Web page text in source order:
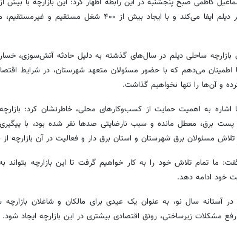
نقش مهمی در اقتصاد شهر دیلم ایفا می‌کند و با ایجاد بیش از ۴۰۰ شغل
بازارچه ساحلی دیلم در سال‌های گذشته به دلیل حادثه آتش‌سوزی،
می‌دهم که با حضور مسئولان متعهد شهرستان، در شرایط
و آن‌ها را تنها نخواهیم گذاشت.
اشاره به اهمیت حمایت از کسب‌وکارهای محلی، خاطرنشان کرد:
برق، معطل مانده و سبب نارضایتی صدها نفر شده بود، با
تلاش مسئولان برق شهرستان و استان برق دار و فعالیت در آن بازارچه
ما تمام تلاش خود را به کار خواهیم گرفت تا این بازارچه بتواند
خود ادامه دهد.
آستانه سال نو، به عنوان یک عیدی برای مالکان و شاغلان بازارچه
مشکلات زیرساختی، رونق اقتصادی بیشتری در این بازارچه ایجاد شود.